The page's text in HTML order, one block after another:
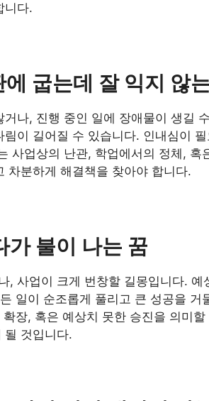
니다.
굽는데 잘 익지 않
나, 진행 중인 일에 장애물이 생길
이 길어질 수 있습니다. 인내심이
사업상의 난관, 학업에서의 정체, 혹
차분하게 해결책을 찾아야 합니다.
가 불이 나는 꿈
, 사업이 크게 번창할 길몽입니다. 예
일이 순조롭게 풀리고 큰 성공을 거
장, 혹은 예상치 못한 승진을 의미
될 것입니다.